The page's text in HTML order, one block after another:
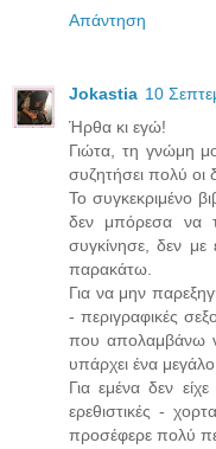
Απάντηση
Jokastia 10
Ήρθα κι εγώ!
Γιώτα, τη γνώμη
συζητήσει πολύ οι
Το συγκεκριμένο
δεν μπόρεσα να
συγκίνησε, δεν με
παρακάτω.
Για να μην
- περιγραφικές
που απολαμβάνω
υπάρχει ένα
Για εμένα δεν
ερεθιστικές -
προσέφερε πολύ